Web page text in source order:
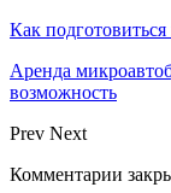
Как
Аренда
возможность
Prev Next
Комментарии